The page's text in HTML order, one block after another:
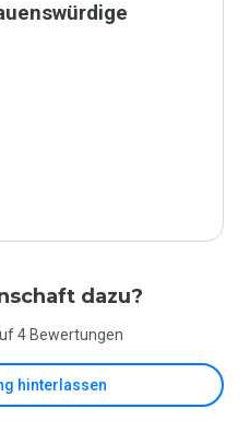
dazu?
4 Bewertungen
hinterlassen